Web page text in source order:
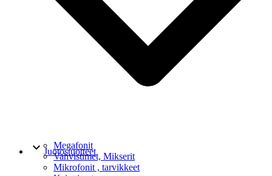
Megafonit
Vahvistimet, Mikserit
Mikrofonit , tarvikkeet
keyboard_arrow_downJuotostuotteet